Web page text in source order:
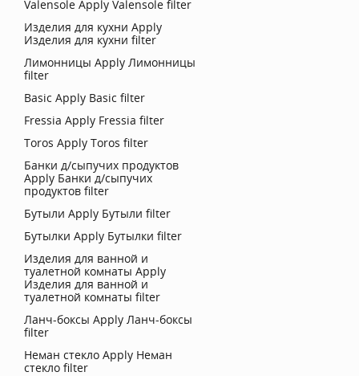
Valensole Apply Valensole filter
Изделия для кухни Apply
Изделия для кухни filter
Лимонницы Apply Лимонницы
filter
Basic Apply Basic filter
Fressia Apply Fressia filter
Toros Apply Toros filter
Банки д/сыпучих продуктов
Apply Банки д/сыпучих
продуктов filter
Бутыли Apply Бутыли filter
Бутылки Apply Бутылки filter
Изделия для ванной и
туалетной комнаты Apply
Изделия для ванной и
туалетной комнаты filter
Ланч-боксы Apply Ланч-боксы
filter
Неман стекло Apply Неман
стекло filter